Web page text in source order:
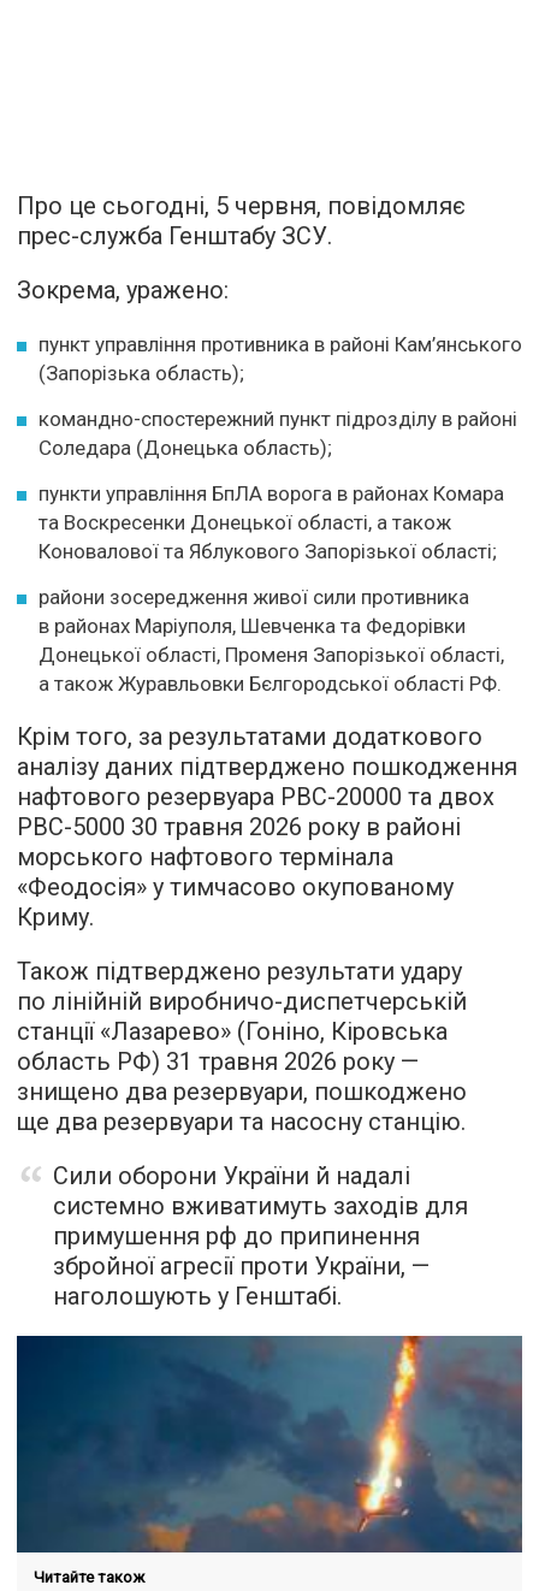
Про це сьогодні, 5 червня, повідомляє
прес-служба Генштабу ЗСУ.
Зокрема, уражено:
пункт управління противника в районі Кам’янського
(Запорізька область);
командно-спостережний пункт підрозділу в районі
Соледара (Донецька область);
пункти управління БпЛА ворога в районах Комара
та Воскресенки Донецької області, а також
Коновалової та Яблукового Запорізької області;
райони зосередження живої сили противника
в районах Маріуполя, Шевченка та Федорівки
Донецької області, Променя Запорізької області,
а також Журавльовки Бєлгородської області РФ.
Крім того, за результатами додаткового
аналізу даних підтверджено пошкодження
нафтового резервуара РВС-20000 та двох
РВС-5000 30 травня 2026 року в районі
морського нафтового термінала
«Феодосія» у тимчасово окупованому
Криму.
Також підтверджено результати удару
по лінійній виробничо-диспетчерській
станції «Лазарево» (Гоніно, Кіровська
область РФ) 31 травня 2026 року —
знищено два резервуари, пошкоджено
ще два резервуари та насосну станцію.
Сили оборони України й надалі
системно вживатимуть заходів для
примушення рф до припинення
збройної агресії проти України, —
наголошують у Генштабі.
Читайте також